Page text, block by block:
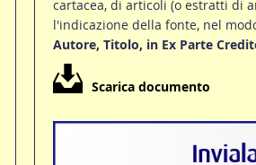
cartacea, di articoli (o estratti di
l'indicazione della fonte, nel
Autore, Titolo, in Ex Parte
Scarica documento